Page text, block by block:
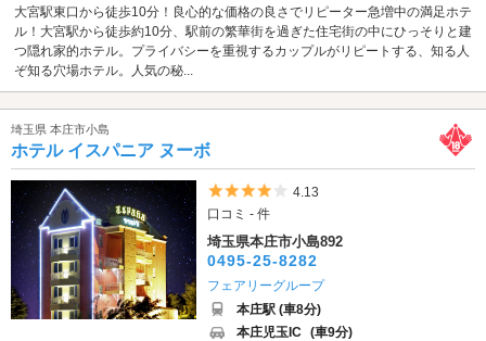
大宮駅東口から徒歩10分！良心的な価格の良さでリピーター急増中の満足ホテ
ル！大宮駅から徒歩約10分、駅前の繁華街を過ぎた住宅街の中にひっそりと建
つ隠れ家的ホテル。プライバシーを重視するカップルがリピートする、知る人
ぞ知る穴場ホテル。人気の秘...
埼玉県 本庄市小島
ホテル イスパニア ヌーボ
5つ星のうち4
4.13
口コミ - 件
埼玉県本庄市小島892
0495-25-8282
フェアリーグループ
本庄駅 (車8分)
本庄児玉IC (車9分)